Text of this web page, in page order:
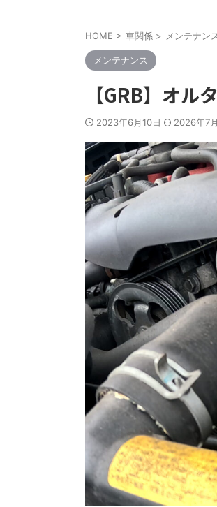
HOME > 車関係 > メンテナン
メンテナンス
【GRB】オ
2023年6月10日 2026年7